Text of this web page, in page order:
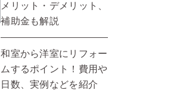
メリット・デメリット、
補助金も解説
和室から洋室にリフォー
ムするポイント！費用や
日数、実例などを紹介